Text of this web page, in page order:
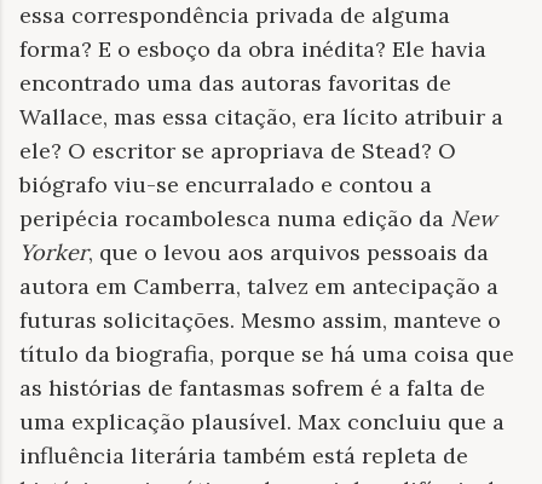
essa correspondência privada de alguma
forma? E o esboço da obra inédita? Ele havia
encontrado uma das autoras favoritas de
Wallace, mas essa citação, era lícito atribuir a
ele? O escritor se apropriava de Stead? O
biógrafo viu-se encurralado e contou a
peripécia rocambolesca numa edição da New
Yorker, que o levou aos arquivos pessoais da
autora em Camberra, talvez em antecipação a
futuras solicitações. Mesmo assim, manteve o
título da biografia, porque se há uma coisa que
as histórias de fantasmas sofrem é a falta de
uma explicação plausível. Max concluiu que a
influência literária também está repleta de